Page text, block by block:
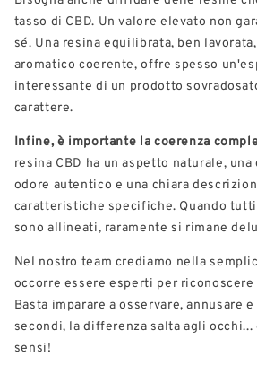
tasso di CBD. Un valore elevato non
sé. Una resina equilibrata, ben
aromatico coerente, offre spesso
interessante di un prodotto
carattere.
Infine, è importante la coerenza
resina CBD ha un aspetto naturale,
odore autentico e una chiara
caratteristiche specifiche. Quando
sono allineati, raramente si rimane
Nel nostro team crediamo nella
occorre essere esperti per riconoscere
Basta imparare a osservare, annusare
secondi, la differenza salta agli
sensi!